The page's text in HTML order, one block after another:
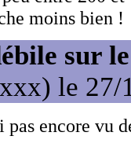
moins bien !
sur
le 27/
pas encore vu